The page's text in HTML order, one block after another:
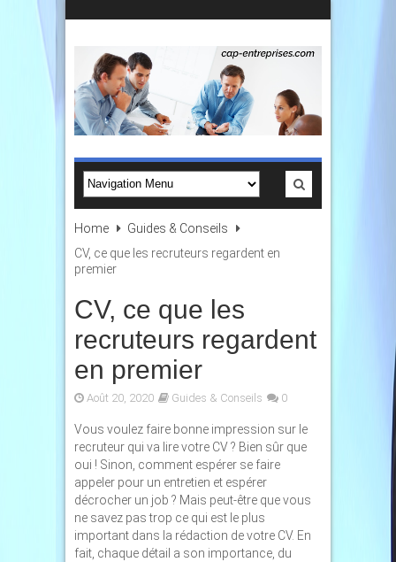
Home
Guides & Conseils
CV, ce que les recruteurs regardent en
premier
CV, ce que les
recruteurs regardent
en premier
Août 20, 2020 Guides & Conseils 0
Vous voulez faire bonne impression sur le
recruteur qui va lire votre CV ? Bien sûr que
oui ! Sinon, comment espérer se faire
appeler pour un entretien et espérer
décrocher un job ? Mais peut-être que vous
ne savez pas trop ce qui est le plus
important dans la rédaction de votre CV. En
fait, chaque détail a son importance, du